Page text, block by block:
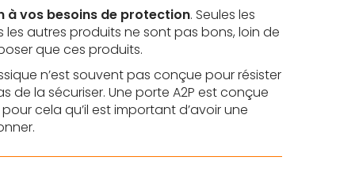
à vos besoins de protection. Seules les
autres produits ne sont pas bons, loin de
que ces produits.
n’est souvent pas conçue pour résister
de la sécuriser. Une porte A2P est conçue
pour cela qu’il est important d’avoir une